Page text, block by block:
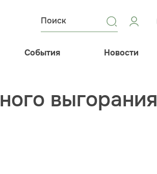
События Новости
выгорания